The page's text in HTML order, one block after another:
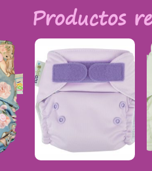
Productos